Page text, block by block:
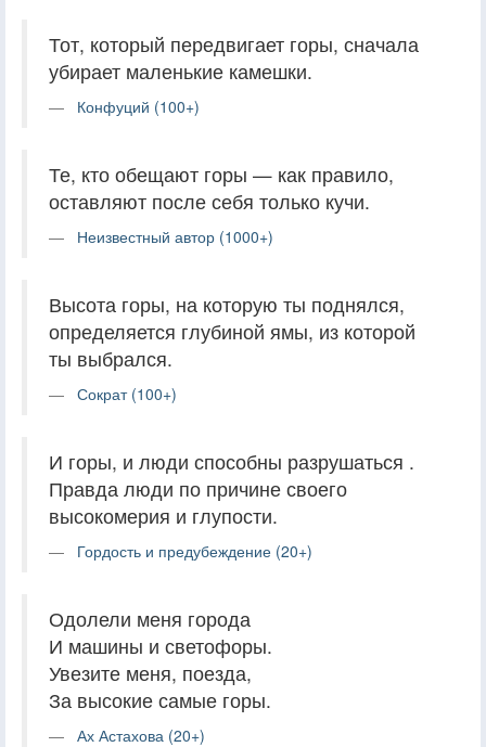
Тот, который передвигает горы, сначала
убирает маленькие камешки.
Конфуций (100+)
Те, кто обещают горы — как правило,
оставляют после себя только кучи.
Неизвестный автор (1000+)
Высота горы, на которую ты поднялся,
определяется глубиной ямы, из которой
ты выбрался.
Сократ (100+)
И горы, и люди способны разрушаться .
Правда люди по причине своего
высокомерия и глупости.
Гордость и предубеждение (20+)
Одолели меня города
И машины и светофоры.
Увезите меня, поезда,
За высокие самые горы.
Ах Астахова (20+)